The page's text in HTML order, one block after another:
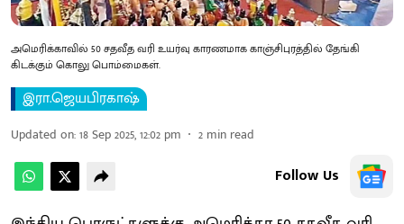
அமெரிக்காவில் 50 சதவீத வரி உயர்வு காரணமாக காஞ்சிபுரத்தில் தேங்கி
கிடக்கும் கொலு பொம்மைகள்.
இரா.ஜெயபிரகாஷ்
Updated on:18 Sep 2025, 12:02 pm 2 min read
Follow Us